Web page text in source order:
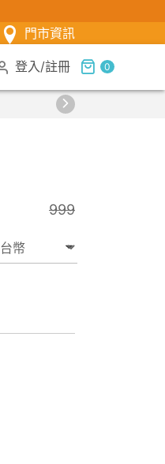
門市資訊
登入 /註冊 0
999